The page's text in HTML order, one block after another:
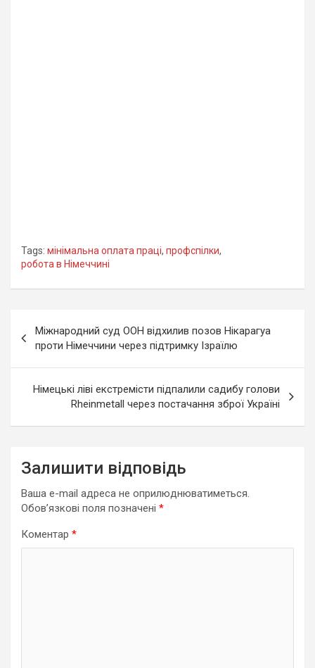
Tags: мінімальна оплата праці, профспілки,
робота в Німеччині
записів
Міжнародний суд ООН відхилив позов Нікарагуа
проти Німеччини через підтримку Ізраїлю
Німецькі ліві екстремісти підпалили садибу голови
Rheinmetall через постачання зброї Україні
Залишити відповідь
Ваша e-mail адреса не оприлюднюватиметься.
Обов’язкові поля позначені *
Коментар *